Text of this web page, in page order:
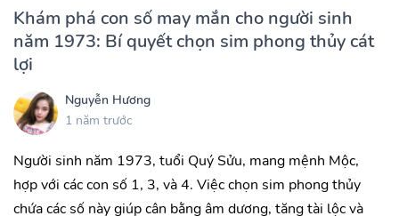
Khám phá con số may mắn cho người sinh
năm 1973: Bí quyết chọn sim phong thủy cát
lợi
Nguyễn Hương
1 năm trước
Người sinh năm 1973, tuổi Quý Sửu, mang mệnh Mộc,
hợp với các con số 1, 3, và 4. Việc chọn sim phong thủy
chứa các số này giúp cân bằng âm dương, tăng tài lộc và